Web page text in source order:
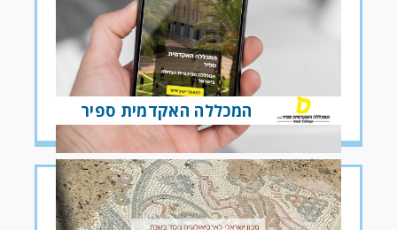
המכללה האקדמית ספיר